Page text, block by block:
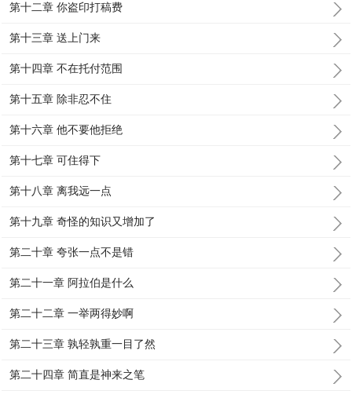
第十二章 你盗印打稿费
第十三章 送上门来
第十四章 不在托付范围
第十五章 除非忍不住
第十六章 他不要他拒绝
第十七章 可住得下
第十八章 离我远一点
第十九章 奇怪的知识又增加了
第二十章 夸张一点不是错
第二十一章 阿拉伯是什么
第二十二章 一举两得妙啊
第二十三章 孰轻孰重一目了然
第二十四章 简直是神来之笔